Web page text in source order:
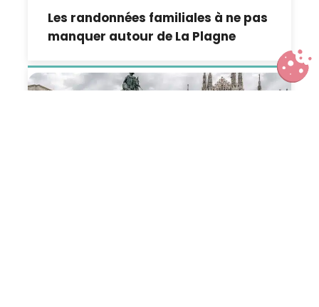
Les randonnées familiales à ne pas
manquer autour de La Plagne